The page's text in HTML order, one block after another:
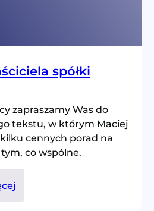
spółki
zapraszamy Was do
tekstu, w którym Maciej
cennych porad na
co wspólne.
Poradnik